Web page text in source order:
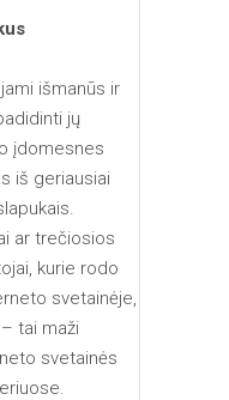
išmanūs ir
jų
įdomesnes
iš geriausiai
ar trečiosios
kurie rodo
svetainėje,
tai maži
svetainės